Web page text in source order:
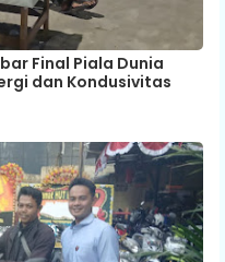
Final Piala Dunia
dan Kondusivitas